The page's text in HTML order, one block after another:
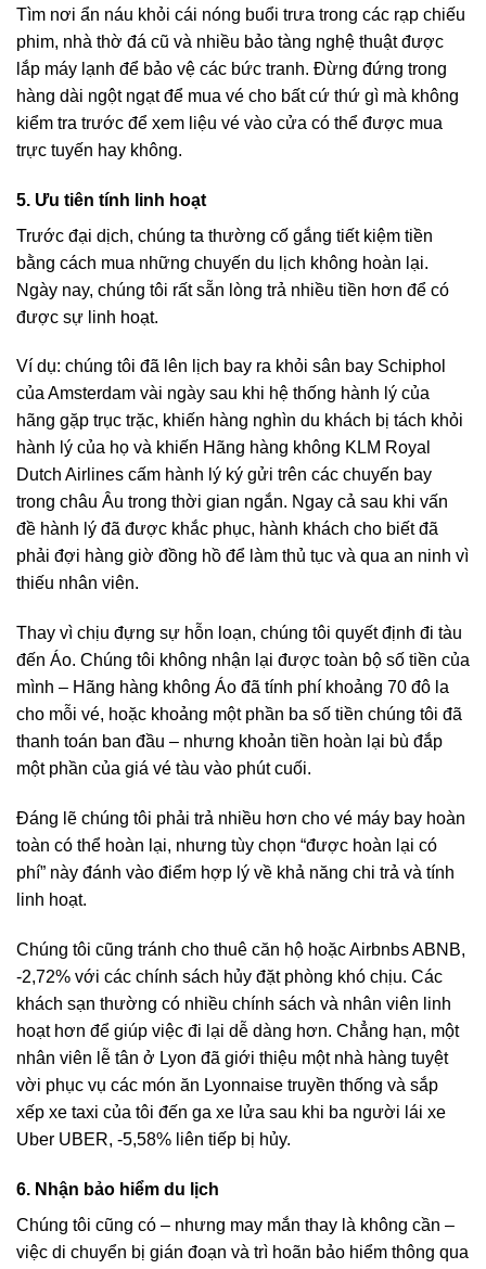
Tìm nơi ẩn náu khỏi cái nóng buổi trưa trong các rạp chiếu
phim, nhà thờ đá cũ và nhiều bảo tàng nghệ thuật được
lắp máy lạnh để bảo vệ các bức tranh. Đừng đứng trong
hàng dài ngột ngạt để mua vé cho bất cứ thứ gì mà không
kiểm tra trước để xem liệu vé vào cửa có thể được mua
trực tuyến hay không.
5. Ưu tiên tính linh hoạt
Trước đại dịch, chúng ta thường cố gắng tiết kiệm tiền
bằng cách mua những chuyến du lịch không hoàn lại.
Ngày nay, chúng tôi rất sẵn lòng trả nhiều tiền hơn để có
được sự linh hoạt.
Ví dụ: chúng tôi đã lên lịch bay ra khỏi sân bay Schiphol
của Amsterdam vài ngày sau khi hệ thống hành lý của
hãng gặp trục trặc, khiến hàng nghìn du khách bị tách khỏi
hành lý của họ và khiến Hãng hàng không KLM Royal
Dutch Airlines cấm hành lý ký gửi trên các chuyến bay
trong châu Âu trong thời gian ngắn. Ngay cả sau khi vấn
đề hành lý đã được khắc phục, hành khách cho biết đã
phải đợi hàng giờ đồng hồ để làm thủ tục và qua an ninh vì
thiếu nhân viên.
Thay vì chịu đựng sự hỗn loạn, chúng tôi quyết định đi tàu
đến Áo. Chúng tôi không nhận lại được toàn bộ số tiền của
mình – Hãng hàng không Áo đã tính phí khoảng 70 đô la
cho mỗi vé, hoặc khoảng một phần ba số tiền chúng tôi đã
thanh toán ban đầu – nhưng khoản tiền hoàn lại bù đắp
một phần của giá vé tàu vào phút cuối.
Đáng lẽ chúng tôi phải trả nhiều hơn cho vé máy bay hoàn
toàn có thể hoàn lại, nhưng tùy chọn “được hoàn lại có
phí” này đánh vào điểm hợp lý về khả năng chi trả và tính
linh hoạt.
Chúng tôi cũng tránh cho thuê căn hộ hoặc Airbnbs ABNB,
-2,72% với các chính sách hủy đặt phòng khó chịu. Các
khách sạn thường có nhiều chính sách và nhân viên linh
hoạt hơn để giúp việc đi lại dễ dàng hơn. Chẳng hạn, một
nhân viên lễ tân ở Lyon đã giới thiệu một nhà hàng tuyệt
vời phục vụ các món ăn Lyonnaise truyền thống và sắp
xếp xe taxi của tôi đến ga xe lửa sau khi ba người lái xe
Uber UBER, -5,58% liên tiếp bị hủy.
6. Nhận bảo hiểm du lịch
Chúng tôi cũng có – nhưng may mắn thay là không cần –
việc di chuyển bị gián đoạn và trì hoãn bảo hiểm thông qua